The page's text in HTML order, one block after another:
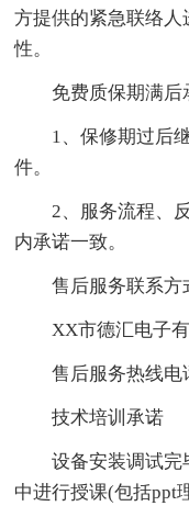
方提供的紧急联络
性。
免费质保期满后
1、保修期过后
件。
2、服务流程、
内承诺一致。
售后服务联系方
XX市德汇电子
售后服务热线电
技术培训承诺
设备安装调试
中进行授课(包括ppt